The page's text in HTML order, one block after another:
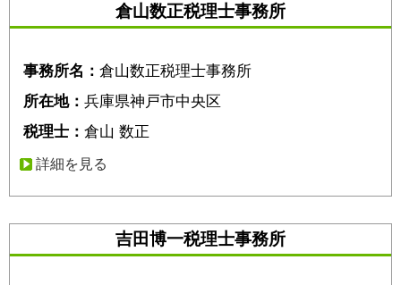
倉山数正税理士事務所
事務所名： 倉山数正税理士事務所
所在地： 兵庫県神戸市中央区
税理士： 倉山 数正
詳細を見る
吉田博一税理士事務所